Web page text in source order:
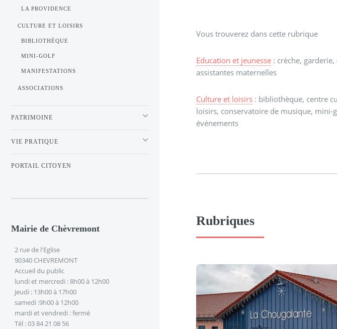
Vous trouverez dans cette rubrique
Education et jeunesse : crèche,
assistantes maternelles
Culture et loisirs : bibliothèque, centre
loisirs, conservatoire de musique, mini-
événements
Rubriques
LA PROVIDENCE
CULTURE ET LOISIRS
BIBLIOTHÈQUE
MINI-GOLF
MANIFESTATIONS
ASSOCIATIONS
PATRIMOINE
VIE PRATIQUE
PORTAIL CITOYEN
Mairie de Chèvremont
2 rue de l'Eglise
90340 CHEVREMONT
Accueil du public
lundi et mercredi : 8h00 à 12h00
jeudi : 13h00 à 17h00
samedi :9h00 à 12h00
mardi et vendredi : fermé
Tél : 03 84 21 08 56